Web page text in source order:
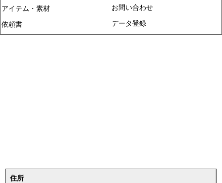
アイテム・素材
依頼書
お問い合わせ
データ登録
住所